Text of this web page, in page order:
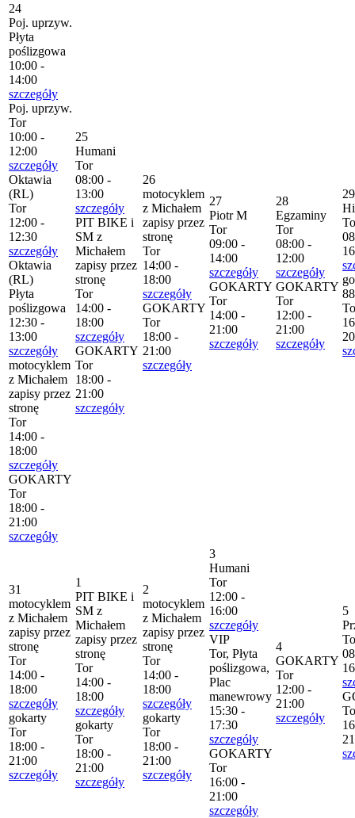
24
Poj. uprzyw.
Płyta
poślizgowa
10:00 -
14:00
szczegóły
Poj. uprzyw.
Tor
10:00 -
12:00
szczegóły
Oktawia
(RL)
Tor
12:00 -
12:30
szczegóły
Oktawia
(RL)
Płyta
poślizgowa
12:30 -
13:00
szczegóły
motocyklem
z Michałem
zapisy przez
stronę
Tor
14:00 -
18:00
szczegóły
GOKARTY
Tor
18:00 -
21:00
szczegóły
25
Humani
Tor
08:00 -
13:00
szczegóły
PIT BIKE i
SM z
Michałem
zapisy przez
stronę
Tor
14:00 -
18:00
szczegóły
GOKARTY
Tor
18:00 -
21:00
szczegóły
26
motocyklem
z Michałem
zapisy przez
stronę
Tor
14:00 -
18:00
szczegóły
GOKARTY
Tor
18:00 -
21:00
szczegóły
27
Piotr M
Tor
09:00 -
14:00
szczegóły
GOKARTY
Tor
14:00 -
21:00
szczegóły
28
Egzaminy
Tor
08:00 -
12:00
szczegóły
GOKARTY
Tor
12:00 -
21:00
szczegóły
29
31
motocyklem
z Michałem
zapisy przez
stronę
Tor
14:00 -
18:00
szczegóły
gokarty
Tor
18:00 -
21:00
szczegóły
1
PIT BIKE i
SM z
Michałem
zapisy przez
stronę
Tor
14:00 -
18:00
szczegóły
gokarty
Tor
18:00 -
21:00
szczegóły
2
motocyklem
z Michałem
zapisy przez
stronę
Tor
14:00 -
18:00
szczegóły
gokarty
Tor
18:00 -
21:00
szczegóły
3
Humani
Tor
12:00 -
16:00
szczegóły
VIP
Tor, Płyta
poślizgowa,
Plac
manewrowy
15:30 -
17:30
szczegóły
GOKARTY
Tor
16:00 -
21:00
szczegóły
4
GOKARTY
Tor
12:00 -
21:00
szczegóły
5